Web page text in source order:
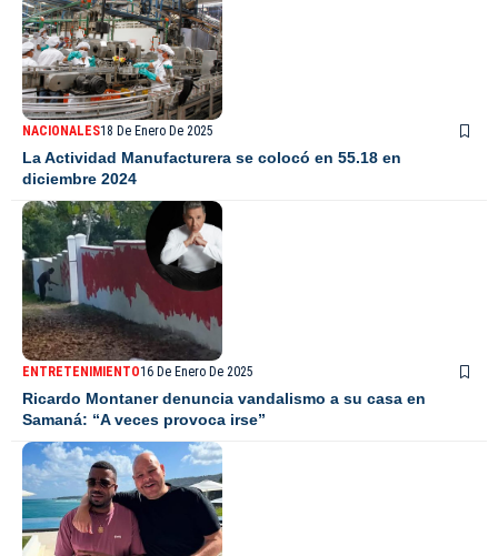
NACIONALES18 De Enero De 2025
La Actividad Manufacturera se colocó en 55.18 en
diciembre 2024
ENTRETENIMIENTO16 De Enero De 2025
Ricardo Montaner denuncia vandalismo a su casa en
Samaná: “A veces provoca irse”